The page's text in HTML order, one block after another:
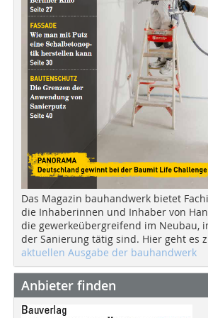
Das Magazin bauhandwerk bietet
die Inhaberinnen und Inhaber von
die gewerkeübergreifend im Neubau,
der Sanierung tätig sind. Hier geht es
aktuellen Ausgabe der bauhandwerk
Anbieter finden